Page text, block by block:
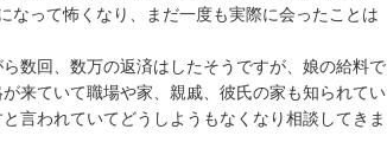
なって怖くなり、まだ一度も実際に会ったことは
数回、数万の返済はしたそうですが、娘の給料で
来ていて職場や家、親戚、彼氏の家も知られてい
言われていてどうしようもなくなり相談してきま